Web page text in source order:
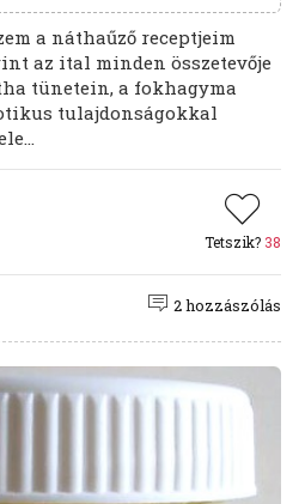
a náthaűző receptjeim
az ital minden összetevője
tünetein, a fokhagyma
tulajdonságokkal
Tetszik? 38
2 hozzászólás